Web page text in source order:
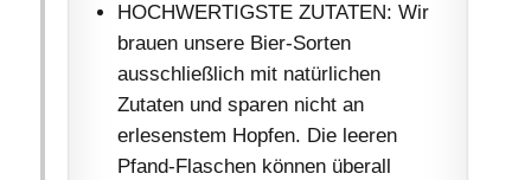
HOCHWERTIGSTE ZUTATEN: Wir
brauen unsere Bier-Sorten
ausschließlich mit natürlichen
Zutaten und sparen nicht an
erlesenstem Hopfen. Die leeren
Pfand-Flaschen können überall